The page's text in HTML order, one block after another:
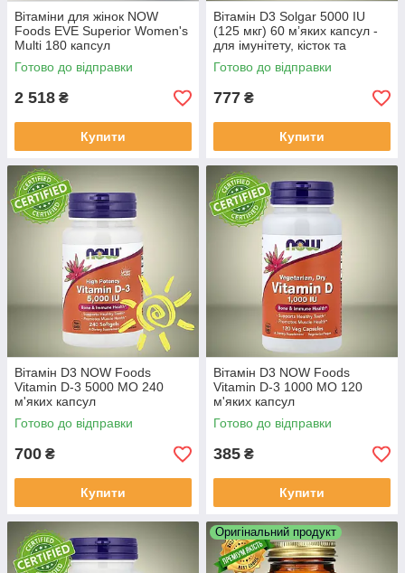
Вітаміни для жінок NOW
Foods EVE Superior Women's
Multi 180 капсул
Готово до відправки
2 518 ₴
Купити
Вітамін D3 Solgar 5000 IU
(125 мкг) 60 мʼяких капсул -
для імунітету, кісток та
підтримки рівня вітаміну D
Готово до відправки
777 ₴
Купити
Вітамін D3 NOW Foods
Vitamin D-3 5000 МО 240
м'яких капсул
Готово до відправки
700 ₴
Купити
Вітамін D3 NOW Foods
Vitamin D-3 1000 МО 120
м'яких капсул
Готово до відправки
385 ₴
Купити
Оригінальний продукт